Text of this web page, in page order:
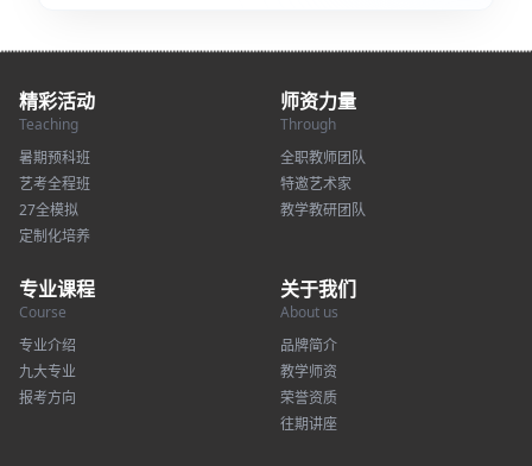
精彩活动
Teaching
暑期预科班
艺考全程班
27全模拟
定制化培养
师资力量
Through
全职教师团队
特邀艺术家
教学教研团队
专业课程
Course
专业介绍
九大专业
报考方向
关于我们
About us
品牌简介
教学师资
荣誉资质
往期讲座